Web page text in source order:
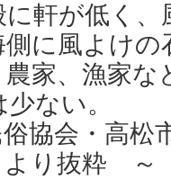
軒が低く
に風よけ
家、漁家
ない。
協会・高松
より抜粋 ～